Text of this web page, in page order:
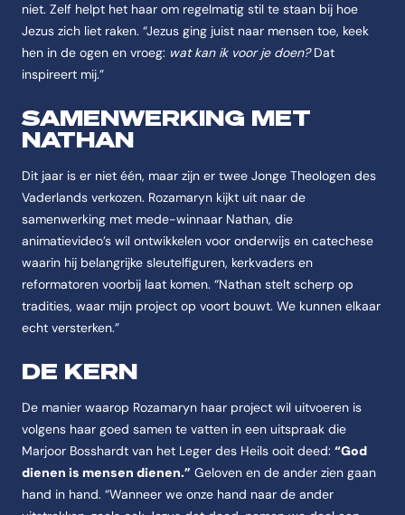
niet. Zelf helpt het haar om regelmatig stil te staan bij hoe
Jezus zich liet raken. “Jezus ging juist naar mensen toe, keek
hen in de ogen en vroeg: wat kan ik voor je doen?Dat
inspireert mij.”
SAMENWERKING MET
NATHAN
Dit jaar is er niet één, maar zijn er twee Jonge Theologen des
Vaderlands verkozen. Rozamaryn kijkt uit naar de
samenwerking met mede-winnaar Nathan, die
animatievideo’s wil ontwikkelen voor onderwijs en catechese
waarin hij belangrijke sleutelfiguren, kerkvaders en
reformatoren voorbij laat komen. “Nathan stelt scherp op
tradities, waar mijn project op voort bouwt. We kunnen elkaar
echt versterken.”
DE KERN
De manier waarop Rozamaryn haar project wil uitvoeren is
volgens haar goed samen te vatten in een uitspraak die
Marjoor Bosshardt van het Leger des Heils ooit deed: “God
dienen is mensen dienen.” Geloven en de ander zien gaan
hand in hand. “Wanneer we onze hand naar de ander